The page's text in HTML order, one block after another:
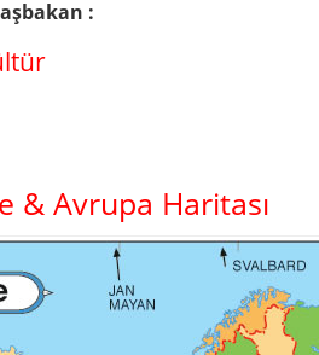
:
& Avrupa Haritası